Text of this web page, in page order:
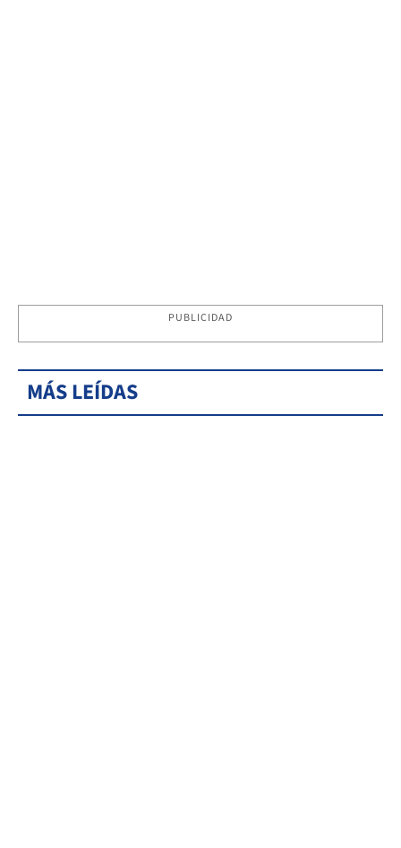
PUBLICIDAD
MÁS LEÍDAS